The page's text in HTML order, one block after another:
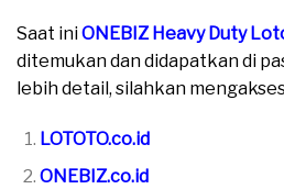
Saat iniONEBIZ Heavy Duty
ditemukan dan didapatkan di
lebih detail, silahkan
LOTOTO.co.id
ONEBIZ.co.id